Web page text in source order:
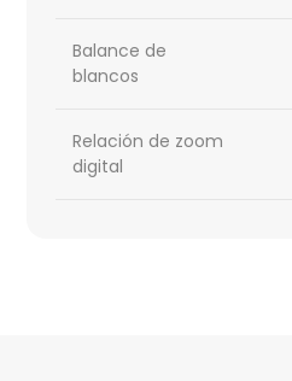
Balance de
blancos
Relación de zoom
digital